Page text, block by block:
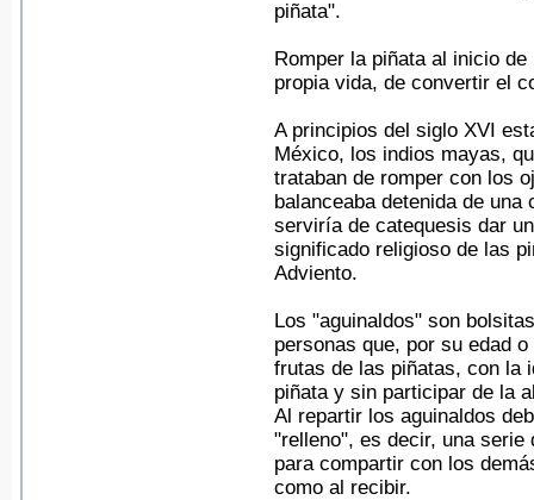
piñata".
Romper la piñata al inicio
propia vida, de convertir el
A principios del siglo XVI
México, los indios mayas,
trataban de romper con los
balanceaba detenida de
serviría de catequesis dar
significado religioso de las
Adviento.
Los "aguinaldos" son
personas que, por su edad
frutas de las piñatas, con la
piñata y sin participar de la
Al repartir los aguinaldos
"relleno", es decir, una serie
para compartir con los
como al recibir.